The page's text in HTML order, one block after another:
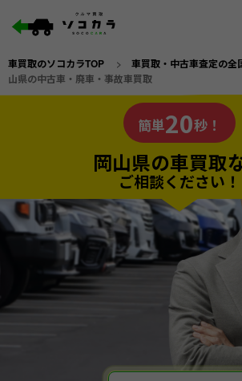
車買取のソコカラTOP > 車買取・中古車査定の全
山県の中古車・廃車・事故車買取
の車買取なら
ソコカラの
電話か出張か、高い方の査定を提案。
簡単20秒！
岡山県の車買取
ご相談ください！
20秒で入力完
カンタン
ご依頼いただいたお車を丁寧に